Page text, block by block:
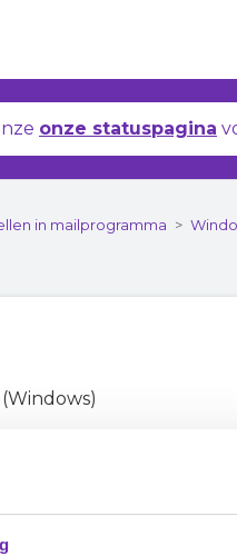
onze statuspagina
in mailprogramma